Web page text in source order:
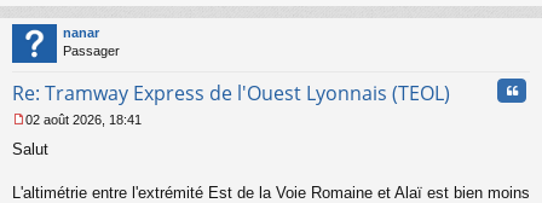
a
g
e
o
l
u
au
nanar
Passager
Re: Tramway Express de l'Ouest Lyonnais (TEOL)
e
s
02 août 2026, 18:41
Salut
L'altimétrie entre l'extrémité Est de la Voie Romaine et Alaï est bien moins